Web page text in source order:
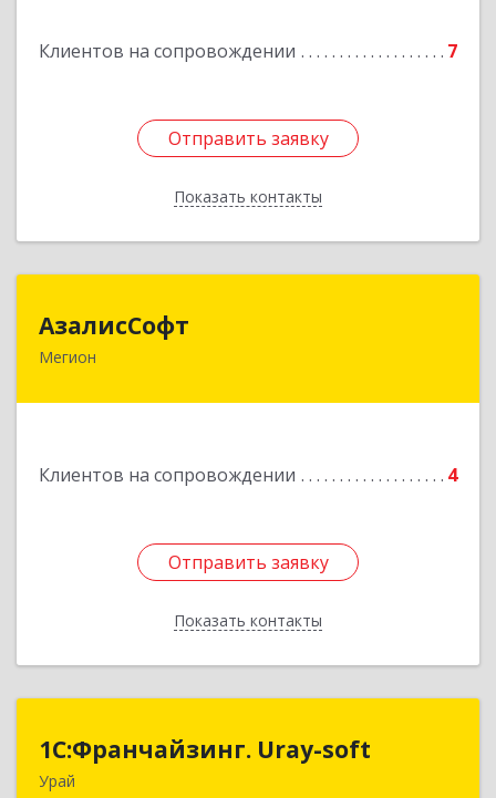
Клиентов на сопровождении 7
Отправить заявку
Показать контакты
Отправить заявку
Назад
АзалисСофт
Мегион
Клиентов на сопровождении 4
Отправить заявку
Показать контакты
628690, Ханты-Мансийский Автономный округ
Подробнее
Отправить заявку
Назад
1С:Франчайзинг. Uray-soft
Урай
1С:Франчайзинг. Uray-soft
628284, Ханты-Мансийский Автономный округ